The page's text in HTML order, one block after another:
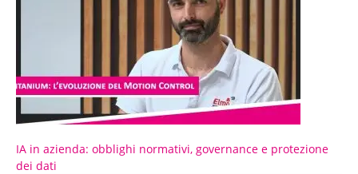
IA in azienda: obblighi normativi, governance e protezione
dei dati